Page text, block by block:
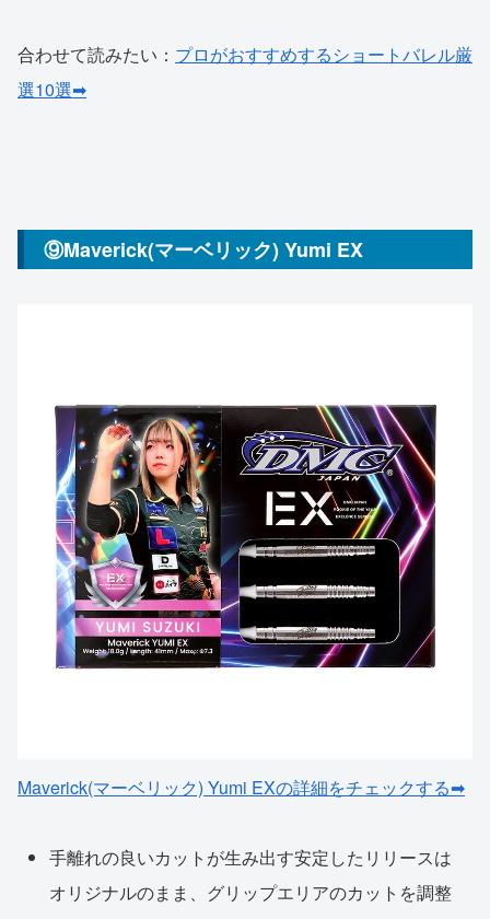
合わせて読みたい： プロがおすすめするショートバレル厳
選10選➡
⑨Maverick(マーベリック) Yumi EX
Maverick(マーベリック) Yumi EXの詳細をチェックする➡
手離れの良いカットが生み出す安定したリリースは
オリジナルのまま、グリップエリアのカットを調整